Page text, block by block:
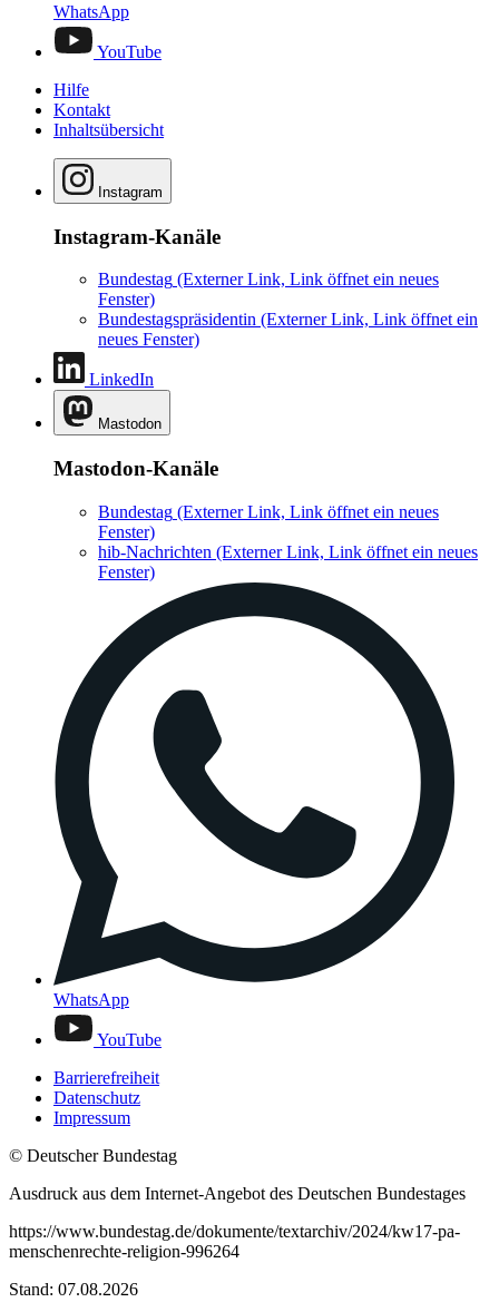
WhatsApp
YouTube
Hilfe
Kontakt
Inhaltsübersicht
Instagram
Instagram-Kanäle
Bundestag (Externer Link, Link öffnet ein neues
Fenster)
Bundestagspräsidentin (Externer Link, Link öffnet ein
neues Fenster)
LinkedIn
Mastodon
Mastodon-Kanäle
Bundestag (Externer Link, Link öffnet ein neues
Fenster)
hib-Nachrichten (Externer Link, Link öffnet ein neues
Fenster)
WhatsApp
YouTube
Barrierefreiheit
Datenschutz
Impressum
© Deutscher Bundestag
Ausdruck aus dem Internet-Angebot des Deutschen Bundestages
https://www.bundestag.de/dokumente/textarchiv/2024/kw17-pa-
menschenrechte-religion-996264
Stand: 07.08.2026